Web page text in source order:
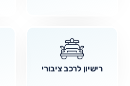
רישיון לרכב ציבורי